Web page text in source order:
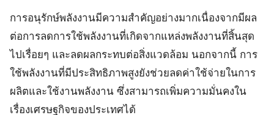
การอนุรักษ์พลังงานมีความสำคัญอย่างมากเนื่องจากมีผล
ต่อการลดการใช้พลังงานที่เกิดจากแหล่งพลังงานที่สิ้นสุด
ไปเรื่อยๆ และลดผลกระทบต่อสิ่งแวดล้อม นอกจากนี้ การ
ใช้พลังงานที่มีประสิทธิภาพสูงยังช่วยลดค่าใช้จ่ายในการ
ผลิตและใช้งานพลังงาน ซึ่งสามารถเพิ่มความมั่นคงใน
เรื่องเศรษฐกิจของประเทศได้